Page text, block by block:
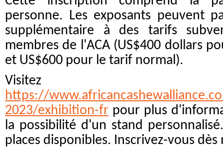
personne. Les exposants peuvent
supplémentaire à des tarifs
membres de l'ACA (US$400 dollars
et US$600 pour le tarif normal).
Visitez
https://
2023/exhibition-fr pour plus
la possibilité d'un stand
places disponibles. Inscrivez-vous